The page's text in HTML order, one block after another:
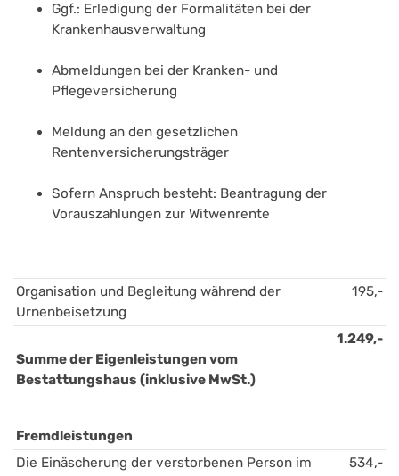
Ggf.: Erledigung der Formalitäten bei der
Krankenhausverwaltung
Abmeldungen bei der Kranken- und
Pflegeversicherung
Meldung an den gesetzlichen
Rentenversicherungsträger
Sofern Anspruch besteht: Beantragung der
Vorauszahlungen zur Witwenrente
Organisation und Begleitung während der
Urnenbeisetzung
195,-
Summe der Eigenleistungen vom
Bestattungshaus (inklusive MwSt.)
1.249,-
Fremdleistungen
Die Einäscherung der verstorbenen Person im
534,-